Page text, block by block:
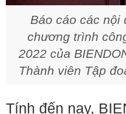
Báo cáo các nội
chương trình
2022 của
Thành viên Tập
Tính đến nay,